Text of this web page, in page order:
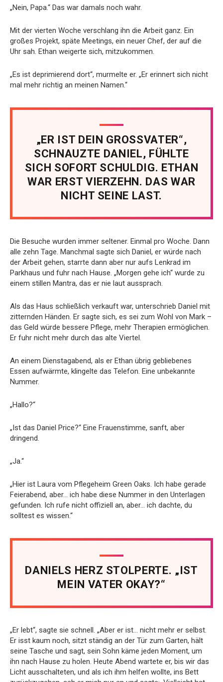
„Nein, Papa.“ Das war damals noch wahr.
Mit der vierten Woche verschlang ihn die Arbeit ganz. Ein
großes Projekt, späte Meetings, ein neuer Chef, der auf die
Uhr sah. Ethan weigerte sich, mitzukommen.
„Es ist deprimierend dort“, murmelte er. „Er erinnert sich nicht
mal mehr richtig an meinen Namen.“
„ER IST DEIN GROSSVATER“,
SCHNAUZTE DANIEL, FÜHLTE
SICH SOFORT SCHULDIG. ETHAN
WAR ERST VIERZEHN. DAS WAR
NICHT SEINE LAST.
Die Besuche wurden immer seltener. Einmal pro Woche. Dann
alle zehn Tage. Manchmal sagte sich Daniel, er würde nach
der Arbeit gehen, starrte dann aber nur aufs Lenkrad im
Parkhaus und fuhr nach Hause. „Morgen gehe ich“ wurde zu
einem stillen Mantra, das er nie laut aussprach.
Als das Haus schließlich verkauft war, unterschrieb Daniel mit
zitternden Händen. Er sagte sich, es sei zum Wohl von Mark –
das Geld würde bessere Pflege, mehr Therapien ermöglichen.
Er fuhr nicht mehr durch das alte Viertel.
An einem Dienstagabend, als er Ethan übrig gebliebenes
Essen aufwärmte, klingelte das Telefon. Eine unbekannte
Nummer.
„Hallo?“
„Ist das Daniel Price?“ Eine Frauenstimme, sanft, aber
dringend.
„Ja.“
„Hier ist Laura vom Pflegeheim Green Oaks. Ich habe gerade
Feierabend, aber… ich habe diese Nummer in den Unterlagen
gefunden. Ich rufe nicht offiziell an, aber… ich dachte, du
solltest es wissen.“
DANIELS HERZ STOLPERTE. „IST
MEIN VATER OKAY?“
„Er lebt“, sagte sie schnell. „Aber er ist… nicht mehr er selbst.
Er isst kaum noch, sitzt ständig an der Tür zum Garten, hält
seine Tasche und sagt, sein Sohn käme jeden Moment, um
ihn nach Hause zu holen. Heute Abend wartete er, bis wir das
Licht ausschalteten, und als ich ihm helfen wollte, ins Bett